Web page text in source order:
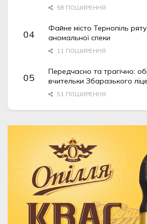
58 ПОШИРЕННЯ
Файне місто Тернопіль
аномальної спеки
11 ПОШИРЕННЯ
Передчасно та трагічно:
вчительки Збаразького
51 ПОШИРЕННЯ